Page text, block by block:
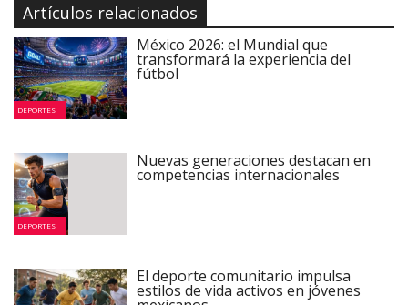
Artículos relacionados
DEPORTES
México 2026: el Mundial que
transformará la experiencia del
fútbol
DEPORTES
Nuevas generaciones destacan en
competencias internacionales
El deporte comunitario impulsa
estilos de vida activos en jóvenes